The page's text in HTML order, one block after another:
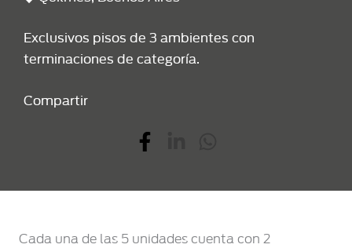
Exclusivos pisos de 3 ambientes con
terminaciones de categoría.
Compartir
Cada una de las 5 unidades cuenta con 2